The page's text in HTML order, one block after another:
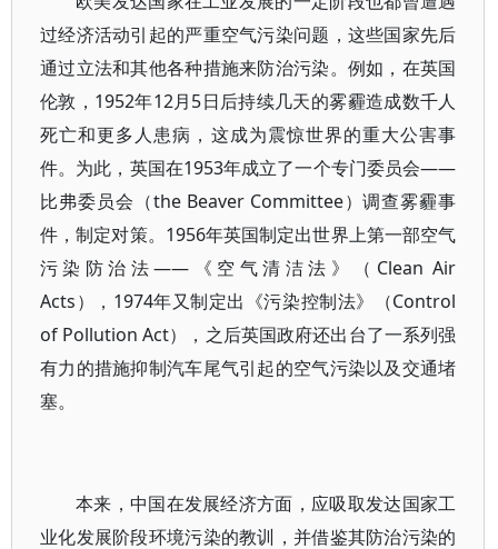
过经济活动引起的严重空气污染问题，这些国家先后
通过立法和其他各种措施来防治污染。例如，在英国
伦敦，1952年12月5日后持续几天的雾霾造成数千人
死亡和更多人患病，这成为震惊世界的重大公害事
件。为此，英国在1953年成立了一个专门委员会——
比弗委员会（the Beaver Committee）调查雾霾事
件，制定对策。1956年英国制定出世界上第一部空气
污染防治法——《空气清洁法》（Clean Air
Acts），1974年又制定出《污染控制法》（Control
of Pollution Act），之后英国政府还出台了一系列强
有力的措施抑制汽车尾气引起的空气污染以及交通堵
塞。
本来，中国在发展经济方面，应吸取发达国家工
业化发展阶段环境污染的教训，并借鉴其防治污染的